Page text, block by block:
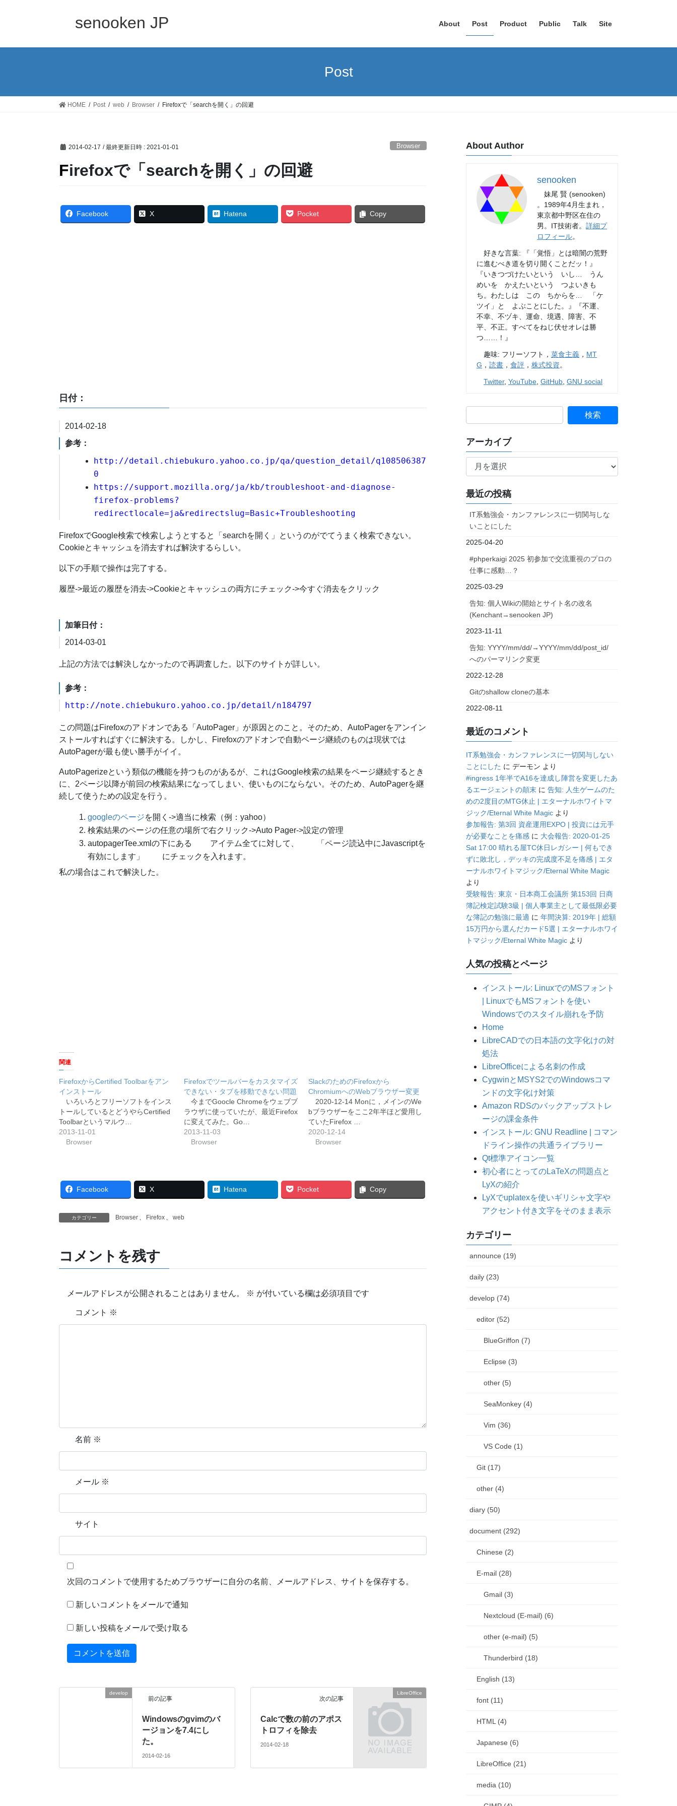
senooken JP About Post Product Public Talk Site
Post
HOME Post web Browser Firefoxで「searchを開く」の回避
2014-02-17 / 最終更新日時 : 2021-01-01 Browser
Firefoxで「searchを開く」の回避
Facebook X Hatena Pocket Copy
日付：
2014-02-18
参考：
http://detail.chiebukuro.yahoo.co.jp/qa/question_detail/q108506387
0
https://support.mozilla.org/ja/kb/troubleshoot-and-diagnose-
firefox-problems?
redirectlocale=ja&redirectslug=Basic+Troubleshooting
FirefoxでGoogle検索で検索しようとすると「searchを開く」というのがでてうまく検索できない。
Cookieとキャッシュを消去すれば解決するらしい。
以下の手順で操作は完了する。
履歴->最近の履歴を消去->Cookieとキャッシュの両方にチェック->今すぐ消去をクリック
加筆日付：
2014-03-01
上記の方法では解決しなかったので再調査した。以下のサイトが詳しい。
参考：
http://note.chiebukuro.yahoo.co.jp/detail/n184797
この問題はFirefoxのアドオンである「AutoPager」が原因とのこと。そのため、AutoPagerをアンイン
ストールすればすぐに解決する。しかし、Firefoxのアドオンで自動ページ継続のものは現状では
AutoPagerが最も使い勝手がイイ。
AutoPagerizeという類似の機能を持つものがあるが、これはGoogle検索の結果をページ継続するとき
に、2ページ以降が前回の検索結果になってしまい、使いものにならない。そのため、AutoPagerを継
続して使うための設定を行う。
googleのページを開く->適当に検索（例：yahoo）
検索結果のページの任意の場所で右クリック->Auto Pager->設定の管理
autopagerTee.xmlの下にある アイテム全てに対して、 「ページ読込中にJavascriptを
有効にします」 にチェックを入れます。
私の場合はこれで解決した。
関連
FirefoxからCertified Toolbarをアン
インストール
いろいろとフリーソフトをインス
トールしているとどうやらCertified
Toolbarというマルウ…
2013-11-01
Browser
Firefoxでツールバーをカスタマイズ
できない・タブを移動できない問題
今までGoocle Chromeをウェブブ
ラウザに使っていたが、最近Firefox
に変えてみた。Go…
2013-11-03
Browser
SlackのためのFirefoxから
ChromiumへのWebブラウザー変更
2020-12-14 Monに，メインのWe
bブラウザーをここ2年半ほど愛用し
ていたFirefox …
2020-12-14
Browser
Facebook X Hatena Pocket Copy
カテゴリー Browser 、 Firefox 、 web
コメントを残す
メールアドレスが公開されることはありません。 ※ が付いている欄は必須項目です
コメント ※
名前 ※
メール ※
サイト
次回のコメントで使用するためブラウザーに自分の名前、メールアドレス、サイトを保存する。
新しいコメントをメールで通知
新しい投稿をメールで受け取る
develop
前の記事
Windowsのgvimのバ
ージョンを7.4にし
た。
2014-02-16
LibreOffice
次の記事
Calcで数の前のアポス
トロフィを除去
2014-02-18
About Author
senooken
妹尾 賢 (senooken)
。1989年4月生まれ，
東京都中野区在住の
男。IT技術者。詳細プ
ロフィール。
好きな言葉: 『「覚悟」とは暗闇の荒野
に進むべき道を切り開くことだッ！』
『いきつづけたいという いし… うん
めいを かえたいという つよいきも
ち。わたしは この ちからを… 「ケ
ツイ」と よぶことにした。』『不運、
不幸、不ヅキ、運命、境遇、障害、不
平、不正。すべてをねじ伏せオレは勝
つ……！』
趣味: フリーソフト，菜食主義 ， MT
G ，読書 ，食評 ，株式投資。
Twitter,YouTube ,GitHub ,GNU social
アーカイブ
ア
イ
ブ
最近の投稿
IT系勉強会・カンファレンスに一切関与しな
いことにした
2025-04-20
#phperkaigi 2025 初参加で交流重視のプロの
仕事に感動…？
2025-03-29
告知: 個人Wikiの開始とサイト名の改名
(Kenchant→senooken JP)
2023-11-11
告知: YYYY/mm/dd/→YYYY/mm/dd/post_id/
へのパーマリンク変更
2022-12-28
Gitのshallow cloneの基本
2022-08-11
最近のコメント
IT系勉強会・カンファレンスに一切関与しない
ことにした にデーモン より
#ingress 1年半でA16を達成し陣営を変更したあ
るエージェントの顛末 に告知: 人生ゲームのた
めの2度目のMTG休止 | エターナルホワイトマ
ジック/Eternal White Magic より
参加報告: 第3回 資産運用EXPO | 投資には元手
が必要なことを痛感 に 大会報告: 2020-01-25
Sat 17:00 晴れる屋TC休日レガシー | 何もでき
ずに敗北し，デッキの完成度不足を痛感 | エタ
ーナルホワイトマジック/Eternal White Magic
より
受験報告: 東京・日本商工会議所 第153回 日商
簿記検定試験3級 | 個人事業主として最低限必要
な簿記の勉強に最適 に年間決算: 2019年 | 総額
15万円から選んだカード5選 | エターナルホワイ
トマジック/Eternal White Magic より
人気の投稿とページ
インストール: LinuxでのMSフォント
| LinuxでもMSフォントを使い
Windowsでのスタイル崩れを予防
Home
LibreCADでの日本語の文字化けの対
処法
LibreOfficeによる名刺の作成
CygwinとMSYS2でのWindowsコマ
ンドの文字化け対策
Amazon RDSのバックアップストレ
ージの課金条件
インストール: GNU Readline | コマン
ドライン操作の共通ライブラリー
Qt標準アイコン一覧
初心者にとってのLaTeXの問題点と
LyXの紹介
LyXでuplatexを使いギリシャ文字や
アクセント付き文字をそのまま表示
カテゴリー
announce (19)
daily (23)
develop (74)
editor (52)
BlueGriffon (7)
Eclipse (3)
other (5)
SeaMonkey (4)
Vim (36)
VS Code (1)
Git (17)
other (4)
diary (50)
document (292)
Chinese (2)
E-mail (28)
Gmail (3)
Nextcloud (E-mail) (6)
other (e-mail) (5)
Thunderbird (18)
English (13)
font (11)
HTML (4)
Japanese (6)
LibreOffice (21)
media (10)